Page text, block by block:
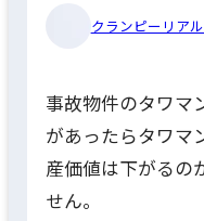
クランピーリア
事故物件のタワマ
があったらタワマ
産価値は下がるの
せん。